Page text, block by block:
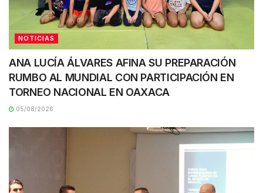
NOTICIAS
ANA LUCÍA ÁLVARES AFINA SU PREPARACIÓN
RUMBO AL MUNDIAL CON PARTICIPACIÓN EN
TORNEO NACIONAL EN OAXACA
05/08/2026